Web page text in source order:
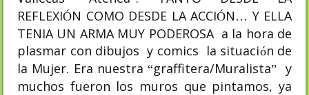
REFLEXIÓN COMO DESDE LA ACCIÓN … Y ELLA
TENIA UN ARMA MUY PODEROSA a la hora de
plasmar con dibujos y comics la situación de
la Mujer. Era nuestra“graffitera/Muralista”
y
muchos fueron los muros que pintamos, ya